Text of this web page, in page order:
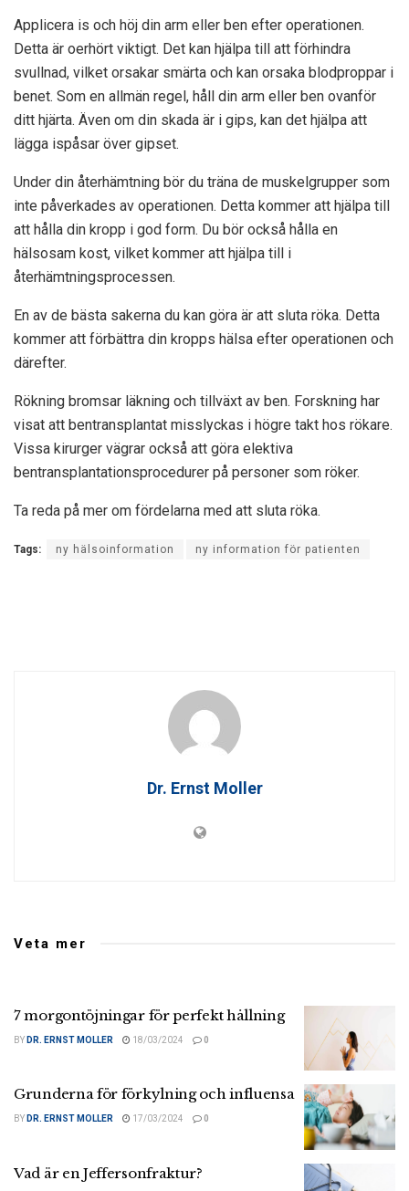
Applicera is och höj din arm eller ben efter operationen.
Detta är oerhört viktigt. Det kan hjälpa till att förhindra
svullnad, vilket orsakar smärta och kan orsaka blodproppar i
benet. Som en allmän regel, håll din arm eller ben ovanför
ditt hjärta. Även om din skada är i gips, kan det hjälpa att
lägga ispåsar över gipset.
Under din återhämtning bör du träna de muskelgrupper som
inte påverkades av operationen. Detta kommer att hjälpa till
att hålla din kropp i god form. Du bör också hålla en
hälsosam kost, vilket kommer att hjälpa till i
återhämtningsprocessen.
En av de bästa sakerna du kan göra är att sluta röka. Detta
kommer att förbättra din kropps hälsa efter operationen och
därefter.
Rökning bromsar läkning och tillväxt av ben. Forskning har
visat att bentransplantat misslyckas i högre takt hos rökare.
Vissa kirurger vägrar också att göra elektiva
bentransplantationsprocedurer på personer som röker.
Ta reda på mer om fördelarna med att sluta röka.
Tags: ny hälsoinformation ny information för patienten
Dr. Ernst Moller
Veta mer
7 morgontöjningar för perfekt hållning
BY DR. ERNST MOLLER 18/03/2024 0
Grunderna för förkylning och influensa
BY DR. ERNST MOLLER 17/03/2024 0
Vad är en Jeffersonfraktur?